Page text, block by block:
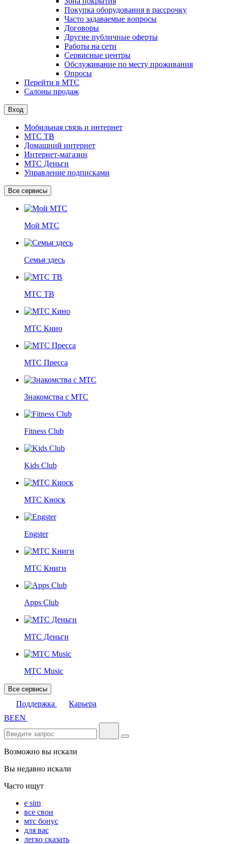
Покупка оборудования в рассрочку
Часто задаваемые вопросы
Договоры
Другие публичные оферты
Работы на сети
Сервисные центры
Обслуживание по месту проживания
Опросы
Перейти в МТС
Салоны продаж
Вход
Мобильная связь и интернет
МТС ТВ
Домашний интернет
Интернет-магазин
МТС Деньги
Управление подписками
Все сервисы
Мой МТС
Семья здесь
МТС ТВ
МТС Кино
МТС Пресса
Знакомства с МТС
Fitness Club
Kids Club
МТС Киоск
Engster
МТС Книги
Apps Club
МТС Деньги
МТС Music
Все сервисы
Поддержка
Карьера
BEEN
Возможно вы искали
Вы недавно искали
Часто ищут
e sim
все свои
мтс бонус
для вас
легко сказать